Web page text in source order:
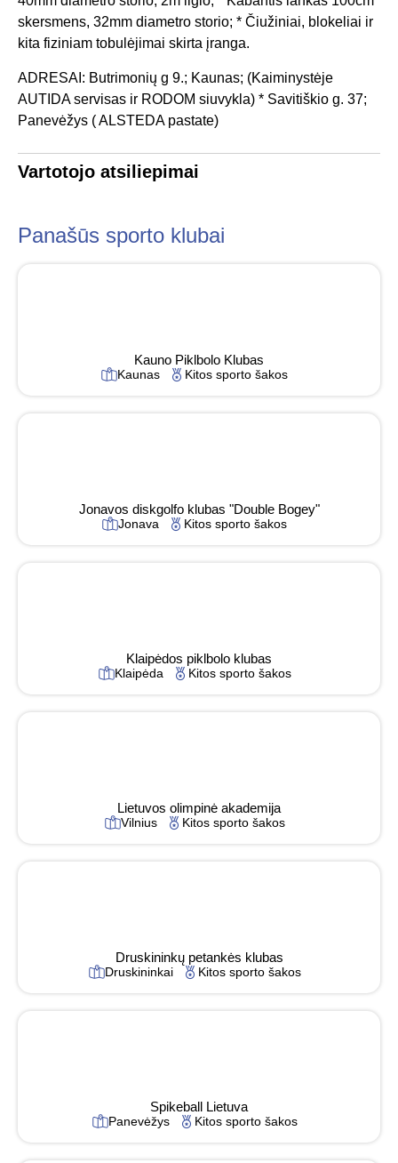
skersmens, 32mm diametro storio; * Čiužiniai, blokeliai ir
kita fiziniam tobulėjimai skirta įranga.
ADRESAI: Butrimonių g 9.; Kaunas; (Kaiminystėje
AUTIDA servisas ir RODOM siuvykla) * Savitiškio g. 37;
Panevėžys ( ALSTEDA pastate)
Vartotojo atsiliepimai
Panašūs sporto klubai
Kauno Piklbolo Klubas
Kaunas Kitos sporto šakos
Jonavos diskgolfo klubas "Double Bogey"
Jonava Kitos sporto šakos
Klaipėdos piklbolo klubas
Klaipėda Kitos sporto šakos
Lietuvos olimpinė akademija
Vilnius Kitos sporto šakos
Druskininkų petankės klubas
Druskininkai Kitos sporto šakos
Spikeball Lietuva
Panevėžys Kitos sporto šakos